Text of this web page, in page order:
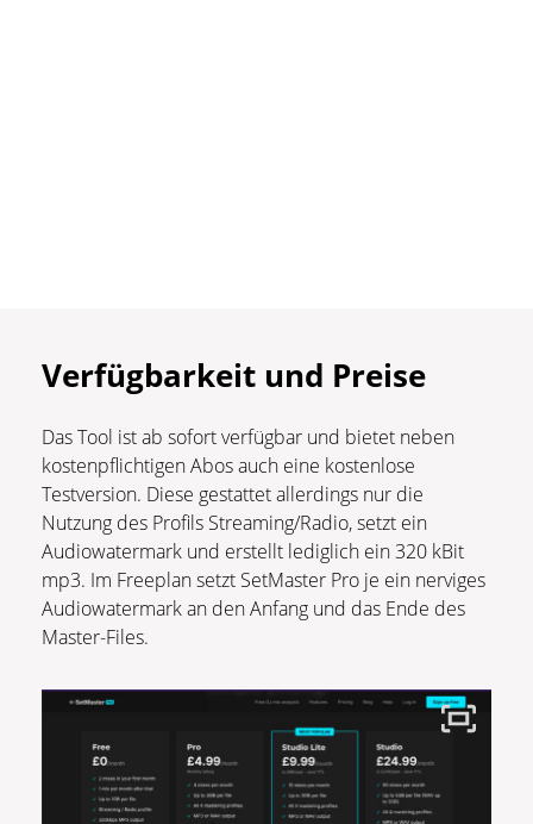
Verfügbarkeit und Preise
Das Tool ist ab sofort verfügbar und bietet neben
kostenpflichtigen Abos auch eine kostenlose
Testversion. Diese gestattet allerdings nur die
Nutzung des Profils Streaming/Radio, setzt ein
Audiowatermark und erstellt lediglich ein 320 kBit
mp3. Im Freeplan setzt SetMaster Pro je ein nerviges
Audiowatermark an den Anfang und das Ende des
Master-Files.